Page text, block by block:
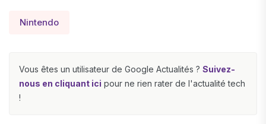
Nintendo
Vous êtes un utilisateur de Google Actualités ? Suivez-
nous en cliquant ici pour ne rien rater de l'actualité tech
!